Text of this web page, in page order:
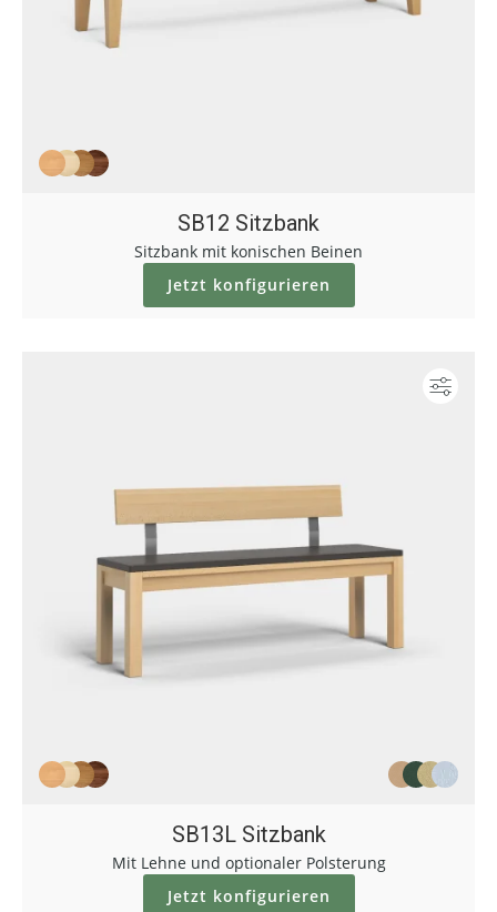
SB12 Sitzbank
Sitzbank mit konischen Beinen
Jetzt konfigurieren
SB13L Sitzbank
Mit Lehne und optionaler Polsterung
Jetzt konfigurieren